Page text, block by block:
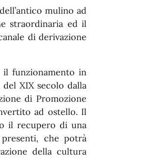
mulino ad
straordinaria ed il
di derivazione
funzionamento in
XIX secolo dalla
di Promozione
ad ostello. Il
il recupero di una
che potrà
della cultura